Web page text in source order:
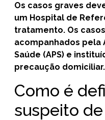
Os casos graves
um Hospital de
tratamento. Os
acompanhados pela
Saúde (APS) e
precaução domiciliar.
Como é
suspeito